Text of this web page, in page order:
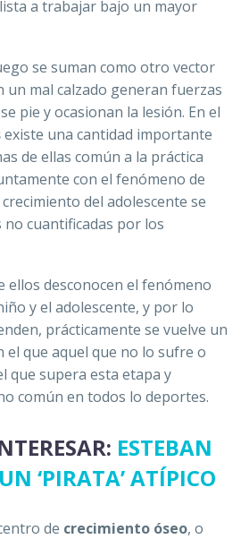
a trabajar bajo un mayor
se suman como otro vector
un mal calzado generan fuerzas
pie y ocasionan la lesión. En el
existe una cantidad importante
de ellas común a la práctica
con el fenómeno de
del adolescente se
cuantificadas por los
ellos desconocen el fenómeno
y el adolescente, y por lo
prácticamente se vuelve un
el que aquel que no lo sufre o
que supera esta etapa y
común en todos lo deportes.
ESTEBAN
‘PIRATA’ ATÍPICO
de crecimiento óseo, o